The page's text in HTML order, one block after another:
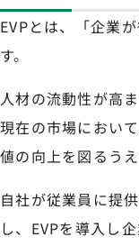
EVPとは、「企業
す。
人材の流動性が高
現在の市場におい
値の向上を図るう
自社が従業員に提
し、EVPを導入し